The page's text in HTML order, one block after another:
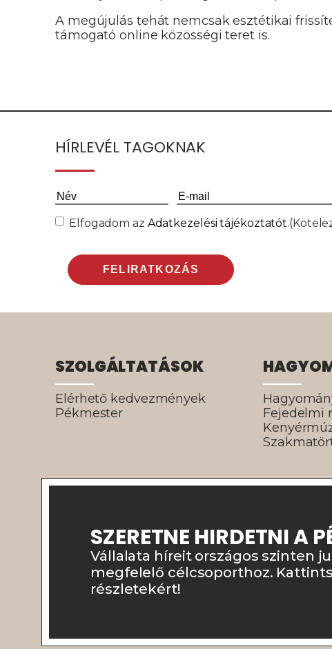
A megújulás tehát nemcsak esztétikai
támogató online közösségi teret is.
HÍRLEVÉL TAGOKNAK
Név(Kötelező) Email(Kötelező)
Consent(Kötelező)
Elfogadom az Adatkezelési tájékoztatót.
SZOLGÁLTATÁSOK
Elérhető kedvezmények
Pékmester
Fejedelmi
SZERETNE HIRDETNI A
Vállalata híreit országos szinten
megfelelő célcsoporthoz.
részletekért!